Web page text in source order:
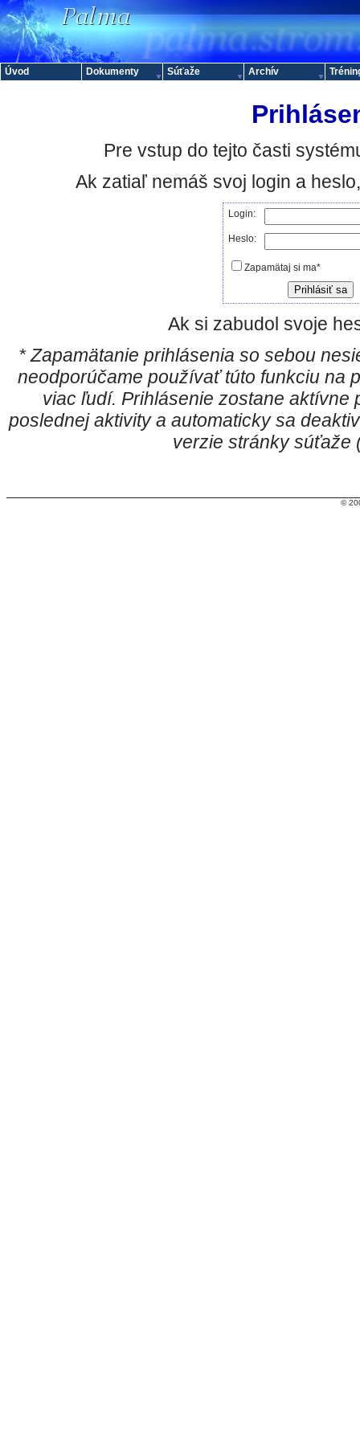
Pre vstup do tejto časti
Ak zatiaľ nemáš svoj login a
Login:
Heslo:
Zapamätaj si ma*
Ak si zabudol svoje
* Zapamätanie prihlásenia so sebou
neodporúčame používať túto funkciu na
viac ľudí. Prihlásenie zostane aktívne
poslednej aktivity a automaticky sa
verzie stránky súťaže
©
Úvod Dokumenty Súťaže Archív